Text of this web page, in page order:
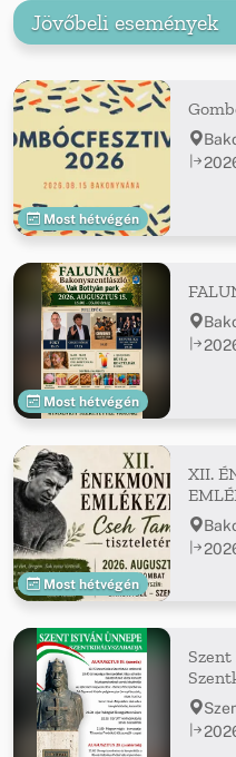
Jövőbeli események
Most hétvégén
Most hétvégén
Most hétvégén
XII.